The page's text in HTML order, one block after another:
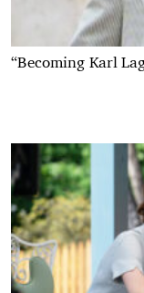
“Becoming Karl